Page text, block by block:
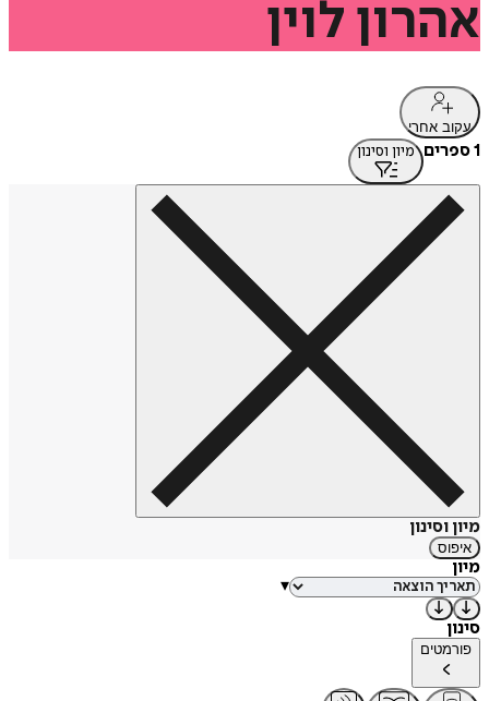
אהרון לוין
עקוב אחרי
1 ספרים מיון וסינון
מיון וסינון
איפוס
מיון
▾
סינון
פורמטים